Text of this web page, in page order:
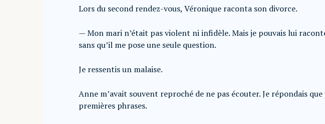
Lors du second rendez-vous, Véronique raconta son divorce.
— Mon mari n’était pas violent ni infidèle. Mais je pouvais lui
sans qu’il me pose une seule question.
Je ressentis un malaise.
Anne m’avait souvent reproché de ne pas écouter. Je répondais que
premières phrases.